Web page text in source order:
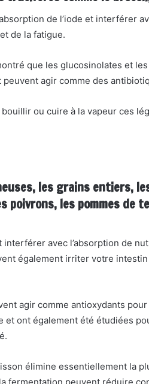
de l’iode et interférer
de la fatigue.
que les glucosinolates et
agir comme des
bouillir ou cuire à la vapeur ces
les grains entiers,
poivrons, les pommes de
interférer avec l’absorption de
également irriter votre
agir comme antioxydants
et ont également été étudiées
élimine essentiellement la